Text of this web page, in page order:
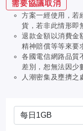
需要協議取消
方案一經使用，若
貨，若非此情形即
退款金額以消費金
精神賠償等等來要
各國電信網路品質
差別，恕無法因少
人潮密集及壅擠之